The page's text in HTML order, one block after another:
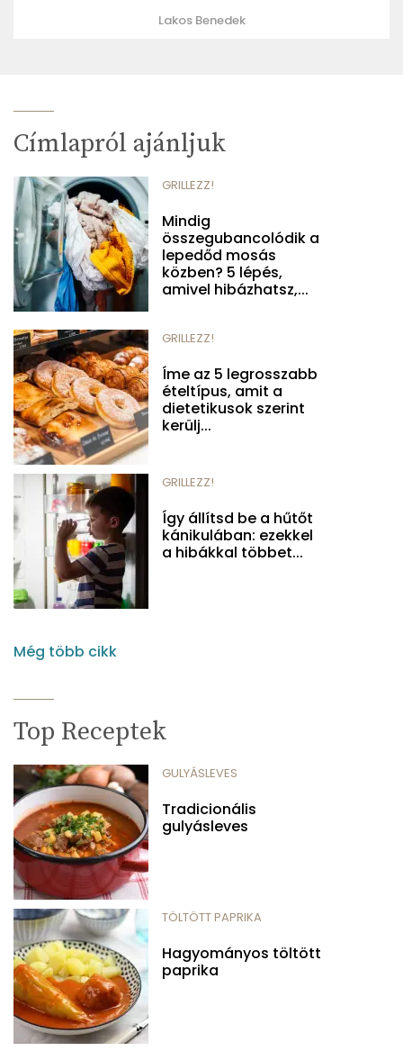
Lakos Benedek
Címlapról ajánljuk
GRILLEZZ!
Mindig
összegubancolódik a
lepedőd mosás
közben? 5 lépés,
amivel hibázhatsz,...
GRILLEZZ!
Íme az 5 legrosszabb
ételtípus, amit a
dietetikusok szerint
kerülj...
GRILLEZZ!
Így állítsd be a hűtőt
kánikulában: ezekkel
a hibákkal többet...
Még több cikk
Top Receptek
GULYÁSLEVES
Tradicionális
gulyásleves
TÖLTÖTT PAPRIKA
Hagyományos töltött
paprika